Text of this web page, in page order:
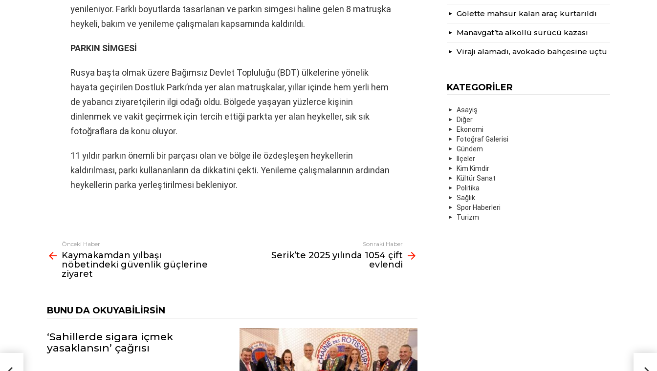
yenileniyor. Farklı boyutlarda tasarlanan ve parkın simgesi haline gelen 8 matruşka
heykeli, bakım ve yenileme çalışmaları kapsamında kaldırıldı.
PARKIN SİMGESİ
Rusya başta olmak üzere Bağımsız Devlet Topluluğu (BDT) ülkelerine yönelik
hayata geçirilen Dostluk Parkı’nda yer alan matruşkalar, yıllar içinde hem yerli hem
de yabancı ziyaretçilerin ilgi odağı oldu. Bölgede yaşayan yüzlerce kişinin
dinlenmek ve vakit geçirmek için tercih ettiği parkta yer alan heykeller, sık sık
fotoğraflara da konu oluyor.
11 yıldır parkın önemli bir parçası olan ve bölge ile özdeşleşen heykellerin
kaldırılması, parkı kullananların da dikkatini çekti. Yenileme çalışmalarının ardından
heykellerin parka yerleştirilmesi bekleniyor.
Fazlasına
bak
Önceki Haber
Kaymakamdan yılbaşı
nöbetindeki güvenlik güçlerine
ziyaret
Sonraki Haber
Serik’te 2025 yılında 1054 çift
evlendi
BUNU DA OKUYABILIRSIN
‘Sahillerde sigara içmek
yasaklansın’ çağrısı
Gölette mahsur kalan araç kurtarıldı
Manavgat’ta alkollü sürücü kazası
Virajı alamadı, avokado bahçesine uçtu
KATEGORILER
Asayiş
Diğer
Ekonomi
Fotoğraf Galerisi
Gündem
İlçeler
Kim Kimdir
Kültür Sanat
Politika
Sağlık
Spor Haberleri
Turizm